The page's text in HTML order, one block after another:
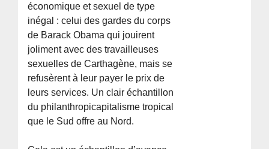
économique et sexuel de type
inégal : celui des gardes du corps
de Barack Obama qui jouirent
joliment avec des travailleuses
sexuelles de Carthagène, mais se
refusèrent à leur payer le prix de
leurs services. Un clair échantillon
du philanthropicapitalisme tropical
que le Sud offre au Nord.